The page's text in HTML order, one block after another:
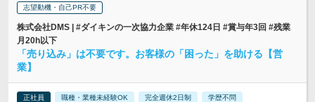
志望動機・自己PR不要
株式会社DMS | #ダイキンの一次協力企業 #年休124日 #賞与年3回 #残業
月20h以下
「売り込み」は不要です。お客様の「困った」を助ける【営
業】
正社員 職種・業種未経験OK 完全週休2日制 学歴不問